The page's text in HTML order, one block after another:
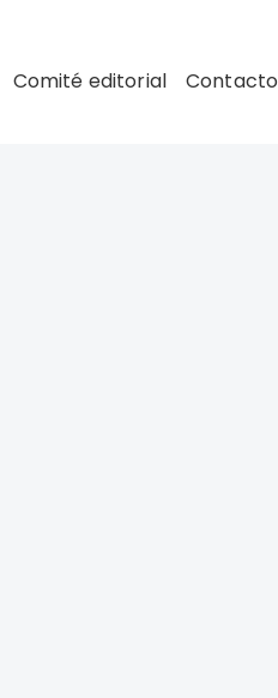
Comité editorial Contacto